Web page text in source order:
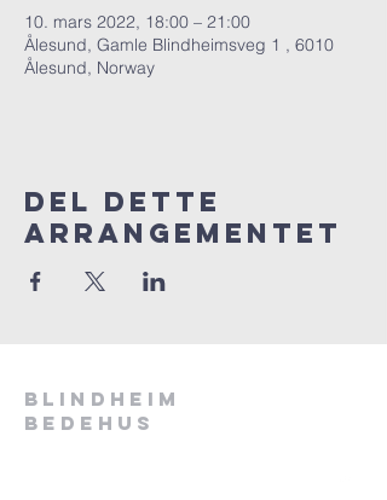
10. mars 2022, 18:00 – 21:00
Ålesund, Gamle Blindheimsveg 1 , 6010
Ålesund, Norway
Del dette
arrangementet
Blindheim
bedehus